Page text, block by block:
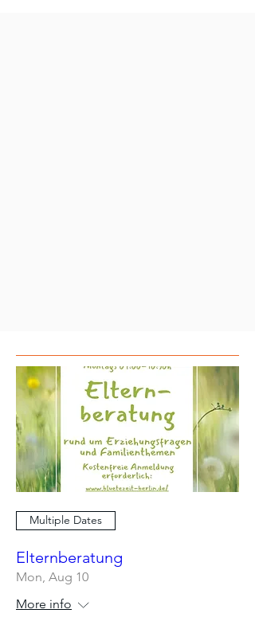
Multiple Dates
Elternberatung
Mon, Aug 10
More info